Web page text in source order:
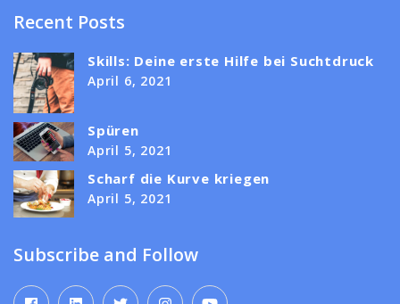
Recent Posts
Skills: Deine erste Hilfe bei Suchtdruck
April 6, 2021
Spüren
April 5, 2021
Scharf die Kurve kriegen
April 5, 2021
Subscribe and Follow